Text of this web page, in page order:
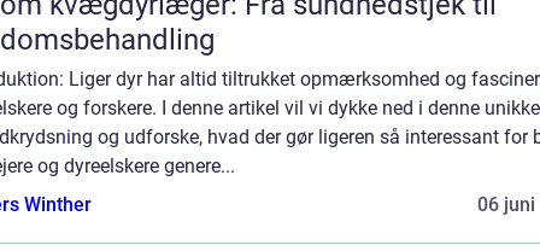
Liger dyr har altid tiltrukket opmærksomhed og
og forskere. I denne artikel vil vi dykke ned i denne unikke
og udforske, hvad der gør ligeren så interessant for
og dyreelskere genere...
Winther
06 juni